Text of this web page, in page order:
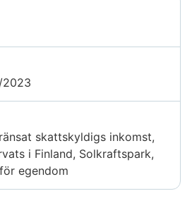
skattskyldigs inkomst,
i Finland, Solkraftspark,
egendom